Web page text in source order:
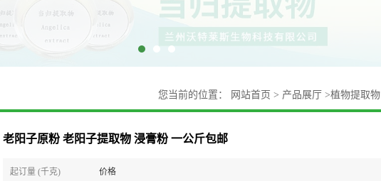
您当前的位置： 网站首页 > 产品展厅 >植物提取物
老阳子原粉 老阳子提取物 浸膏粉 一公斤包邮
起订量 (千克) 价格